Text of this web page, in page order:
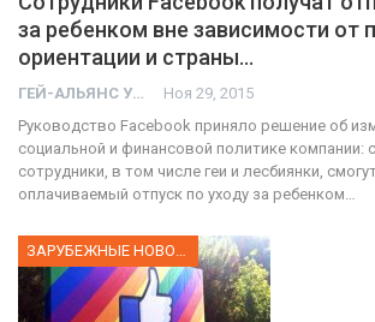
за ребенком вне зависимости от
ориентации и страны…
ГЕЙ-АЛЬЯНС УКРАИНА Ноя 29, 2015
Руководство Facebook приняло решение об
социальной и финансовой политике компании:
сотрудники, в том числе геи и лесбиянки,
оплачиваемый отпуск по уходу за ребенком…
ЗАРУБЕЖНЫЕ НОВОСТИ